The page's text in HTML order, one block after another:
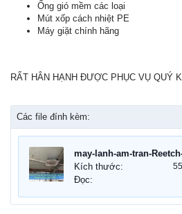
Ống gió mềm các loại
Mút xốp cách nhiệt PE
Máy giặt chính hãng
RẤT HÂN HẠNH ĐƯỢC PHỤC VỤ QUÝ
Các file đính kèm:
Kích thước:
Đọc: